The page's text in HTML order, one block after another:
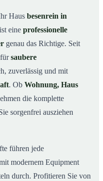
ab
Endreinigung in
Haus besenrein in
eine professionelle
genau das Richtige. Seit
saubere
zuverlässig und mit
. Ob Wohnung, Haus
die komplette
sorgenfrei ausziehen
führen jede
modernem Equipment
durch. Profitieren Sie von